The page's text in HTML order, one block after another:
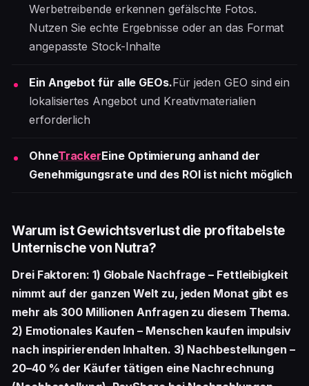
Werbetreibende erkennen gefälschte Fotos.
Nutzen Sie echte Ergebnisse oder an das Format
angepasste Stock-Inhalte
Ein Angebot für alle GEOs.Für jeden GEO sind ein
lokalisiertes Angebot und Kreativmaterialien
erforderlich
OhneTrackerEine Optimierung anhand der
Genehmigungsrate und des ROI ist nicht möglich
Warum ist Gewichtsverlust die profitabelste
Unternische von Nutra?
Drei Faktoren: 1) Globale Nachfrage – Fettleibigkeit
nimmt auf der ganzen Welt zu, jeden Monat gibt es
mehr als 300 Millionen Anfragen zu diesem Thema.
2) Emotionales Kaufen – Menschen kaufen impulsiv
nach inspirierenden Inhalten. 3) Nachbestellungen –
20–40 % der Käufer tätigen eine Nachrechnung